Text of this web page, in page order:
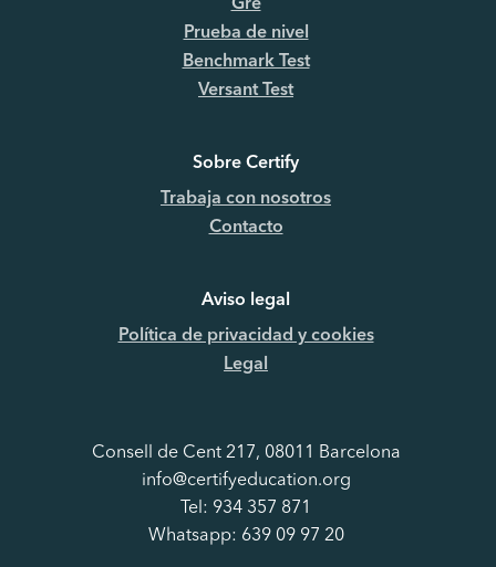
Gre
Prueba de nivel
Benchmark Test
Versant Test
Sobre Certify
Trabaja con nosotros
Contacto
Aviso legal
Política de privacidad y cookies
Legal
Consell de Cent 217, 08011 Barcelona
info@certifyeducation.org
Tel: 934 357 871
Whatsapp: 639 09 97 20